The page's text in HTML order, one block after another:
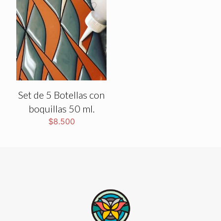
Set de 5 Botellas con
boquillas 50 ml.
$8.500